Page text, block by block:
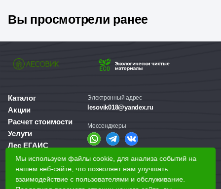
Вы просмотрели ранее
Каталог
Акции
Расчет стоимости
Услуги
Лес ЕГАИС
О компании
Доставка и оплата
Для бизнеса
Электронный адрес
lesovik018@yandex.ru
Мессенджеры
Справочная служба
+7 (3412) 77-60-50
Мы используем файлы cookie, для анализа событий на
нашем веб-сайте, что позволяет нам улучшать
взаимодействие с пользователями и обслуживание.